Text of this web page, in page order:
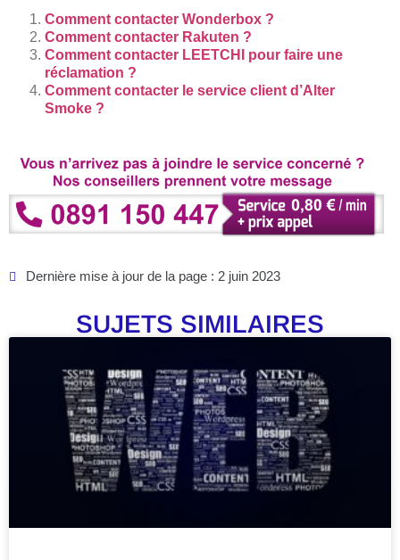
Comment contacter Wonderbox ?
Comment contacter Rakuten ?
Comment contacter LEETCHI pour faire une
réclamation ?
Comment contacter le service client d’Alter
Smoke ?
Dernière mise à jour de la page : 2 juin 2023
SUJETS SIMILAIRES